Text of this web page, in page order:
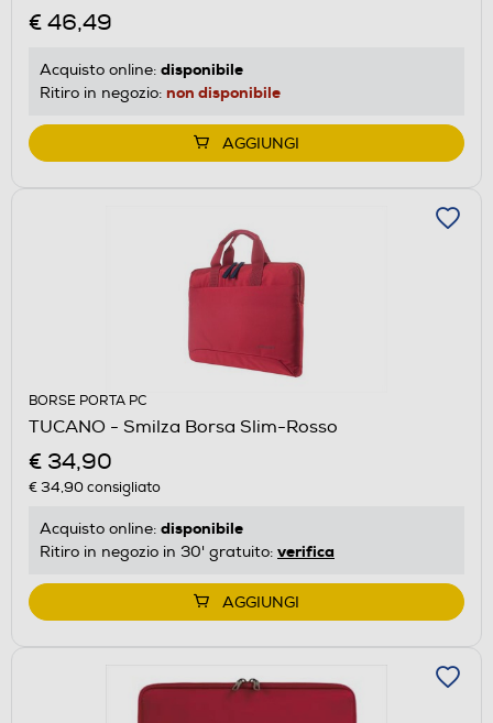
€ 46,49
Acquisto online: disponibile
Ritiro in negozio: non disponibile
AGGIUNGI
BORSE PORTA PC
TUCANO - Smilza Borsa Slim-Rosso
€ 34,90
€ 34,90consigliato
Acquisto online: disponibile
Ritiro in negozio in 30' gratuito: verifica
AGGIUNGI